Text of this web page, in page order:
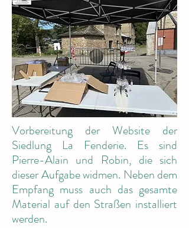
Vorbereitung der Website der
Siedlung La Fenderie. Es sind
Pierre-Alain und Robin, die sich
dieser Aufgabe widmen. Neben dem
Empfang muss auch das gesamte
Material auf den Straßen installiert
werden.